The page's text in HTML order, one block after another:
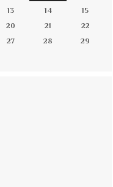
13 14
15
20 21
22
27 28
29